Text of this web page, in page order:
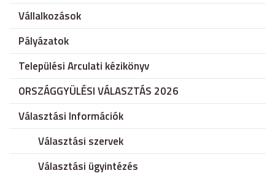
Vállalkozások
Pályázatok
Települési Arculati kézikönyv
ORSZÁGGYÜLÉSI VÁLASZTÁS 2026
Választási Információk
Választási szervek
Választási ügyintézés